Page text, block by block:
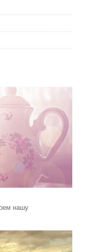
нашу